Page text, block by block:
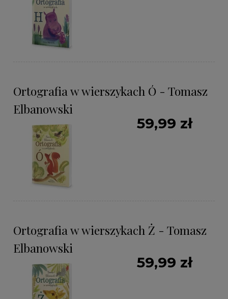
Ortografia w wierszykach Ó - Tomasz
Elbanowski
59,99 zł
Ortografia w wierszykach Ż - Tomasz
Elbanowski
59,99 zł